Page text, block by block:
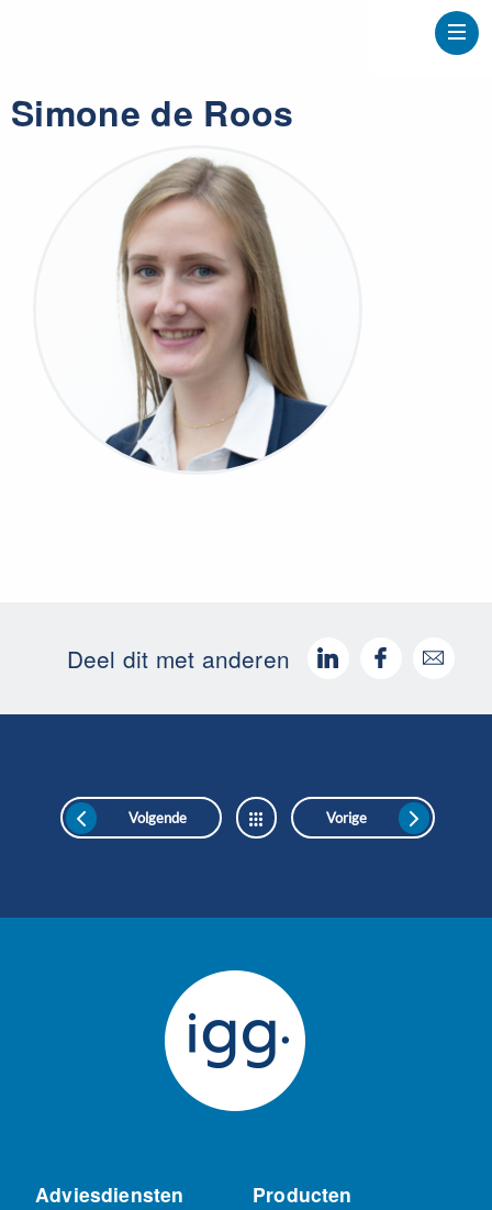
Simone de Roos
Deel dit met anderen
Volgende Vorige
Adviesdiensten Producten